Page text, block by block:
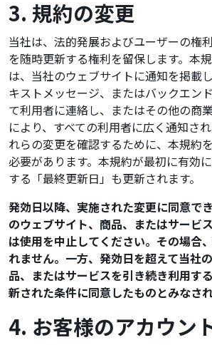
3. 規約の変更
当社は、法的発展およびユーザーの権
を随時更新する権利を留保します。本
は、当社のウェブサイトに通知を掲載
キストメッセージ、またはバックエン
て利用者に連絡し、またはその他の商
により、すべての利用者に広く通知さ
れらの変更を確認するために、本規約
必要があります。本規約が最初に有効
する「最終更新日」も更新されます。
発効日以降、実施された変更に同意で
のウェブサイト、商品、またはサービ
は使用を中止してください。その場合
れません。一方、発効日を超えて当社
品、またはサービスを引き続き利用す
新された条件に同意したものとみなされ
4. お客様のアカウン